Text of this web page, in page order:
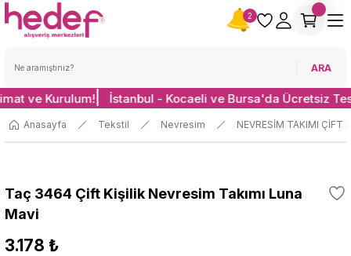
ARA
2
ve Kurulum! İstanbul - Kocaeli ve Bursa'da Ücretsiz
Anasayfa Tekstil Nevresim NEVRESİM TAKIMI ÇİFT
Taç 3464 Çift Kişilik Nevresim Takımı Luna
Mavi
3.178 ₺